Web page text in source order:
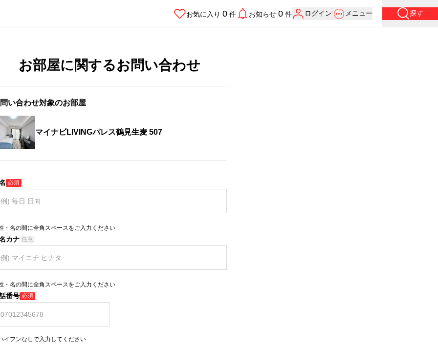
お気に入り 0 件 お知らせ 0 件 ログイン メニュー 探す
お部屋に関するお問い合わせ
い合わせ対象のお部屋
マイナビLIVINGパレス鶴見生麦 507
必須
・名の間に全角スペースをご入力ください
カナ 任意
・名の間に全角スペースをご入力ください
番号 必須
イフンなしで入力してください